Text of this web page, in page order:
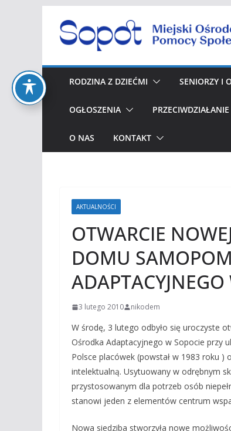
treści
RODZINA Z DZIEĆMI SENIORZY I
OGŁOSZENIA
O NAS KONTAKT
AKTUALNOŚCI
OTWARCIE
DOMU
3 lutego 2010 nikodem
W środę, 3 lutego odbyło się uroczyste
Ośrodka Adaptacyjnego w Sopocie przy
Polsce placówek (powstał w 1983 roku )
intelektualną. Usytuowany w odrębnym
przystosowanym dla potrzeb osób
stanowi jeden z elementów centrum
Nowa siedziba stworzyła nowe